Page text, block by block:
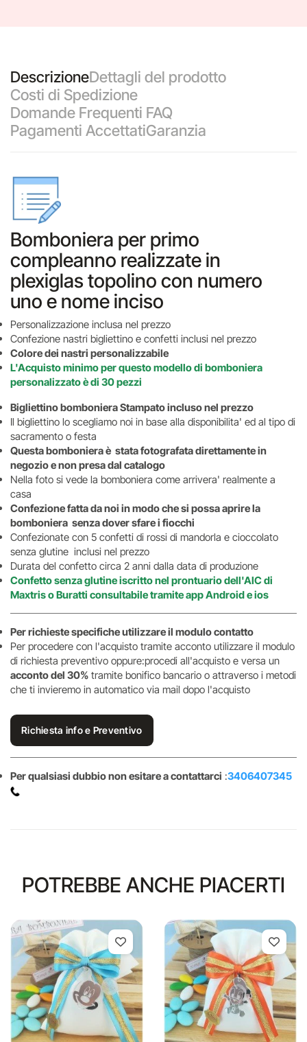
DescrizioneDettagli del prodotto
Costi di Spedizione
Domande Frequenti FAQ
Pagamenti AccettatiGaranzia
Bomboniera per primo
compleanno realizzate in
plexiglas topolino con numero
uno e nome inciso
Personalizzazione inclusa nel prezzo
Confezione nastri bigliettino e confetti inclusi nel prezzo
Colore dei nastri personalizzabile
L'Acquisto minimo per questo modello di bomboniera
personalizzato è di 30 pezzi
Bigliettino bomboniera Stampato incluso nel prezzo
Il bigliettino lo scegliamo noi in base alla disponibilita' ed al tipo di
sacramento o festa
Questa bomboniera è stata fotografata direttamente in
negozio e non presa dal catalogo
Nella foto si vede la bomboniera come arrivera' realmente a
casa
Confezione fatta da noi in modo che si possa aprire la
bomboniera senza dover sfare i fiocchi
Confezionate con 5 confetti di rossi di mandorla e cioccolato
senza glutine inclusi nel prezzo
Durata del confetto circa 2 anni dalla data di produzione
Confetto senza glutine iscritto nel prontuario dell'AIC di
Maxtris o Buratti consultabile tramite app Android e ios
Per richieste specifiche utilizzare il modulo contatto
Per procedere con l'acquisto tramite acconto utilizzare il modulo
di richiesta preventivo oppure:procedi all'acquisto e versa un
acconto del 30% tramite bonifico bancario o attraverso i metodi
che ti invieremo in automatico via mail dopo l'acquisto
Richiesta info e Preventivo
Per qualsiasi dubbio non esitare a contattarci :3406407345
POTREBBE ANCHE PIACERTI